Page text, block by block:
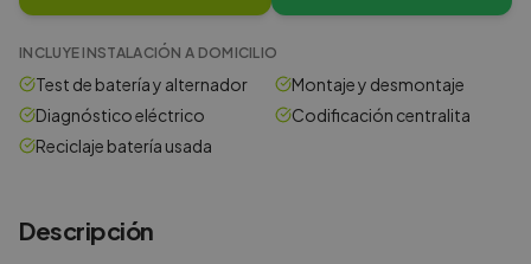
INCLUYE INSTALACIÓN A DOMICILIO
Test de batería y alternador
Montaje y desmontaje
Diagnóstico eléctrico
Codificación centralita
Reciclaje batería usada
Descripción